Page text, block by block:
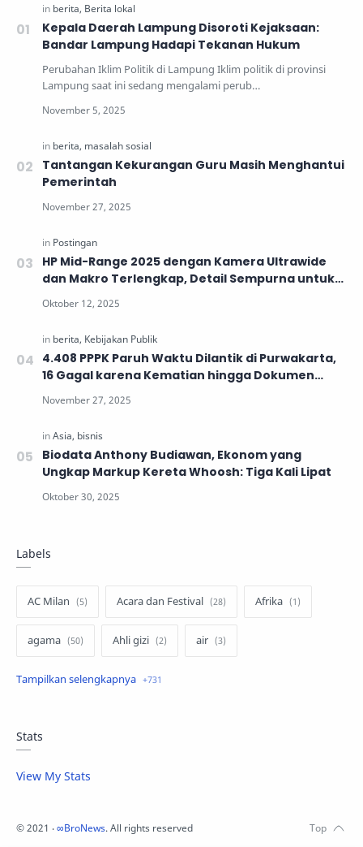
Kepala Daerah Lampung Disoroti Kejaksaan:
Bandar Lampung Hadapi Tekanan Hukum
Perubahan Iklim Politik di Lampung Iklim politik di provinsi
Lampung saat ini sedang mengalami perub…
Tantangan Kekurangan Guru Masih Menghantui
Pemerintah
HP Mid-Range 2025 dengan Kamera Ultrawide
dan Makro Terlengkap, Detail Sempurna untuk
4.408 PPPK Paruh Waktu Dilantik di Purwakarta,
16 Gagal karena Kematian hingga Dokumen
Biodata Anthony Budiawan, Ekonom yang
Ungkap Markup Kereta Whoosh: Tiga Kali Lipat
Labels
AC Milan Acara dan Festival Afrika
agama Ahli gizi air
air minum Airbnb
anak -anak dan keluarga
Stats
View My Stats
©2021 ‧∞BroNews. All rights reserved